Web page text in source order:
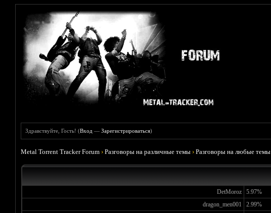
Здравствуйте, Гость! (Вход —Зарегистрироваться)
Metal Torrent Tracker Forum ›Разговоры на различные темы ›Разговоры на любые темы
DetMoroz 5.97%
dragon_men001
2.99%